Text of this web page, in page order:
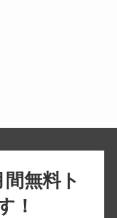
無料ト
！